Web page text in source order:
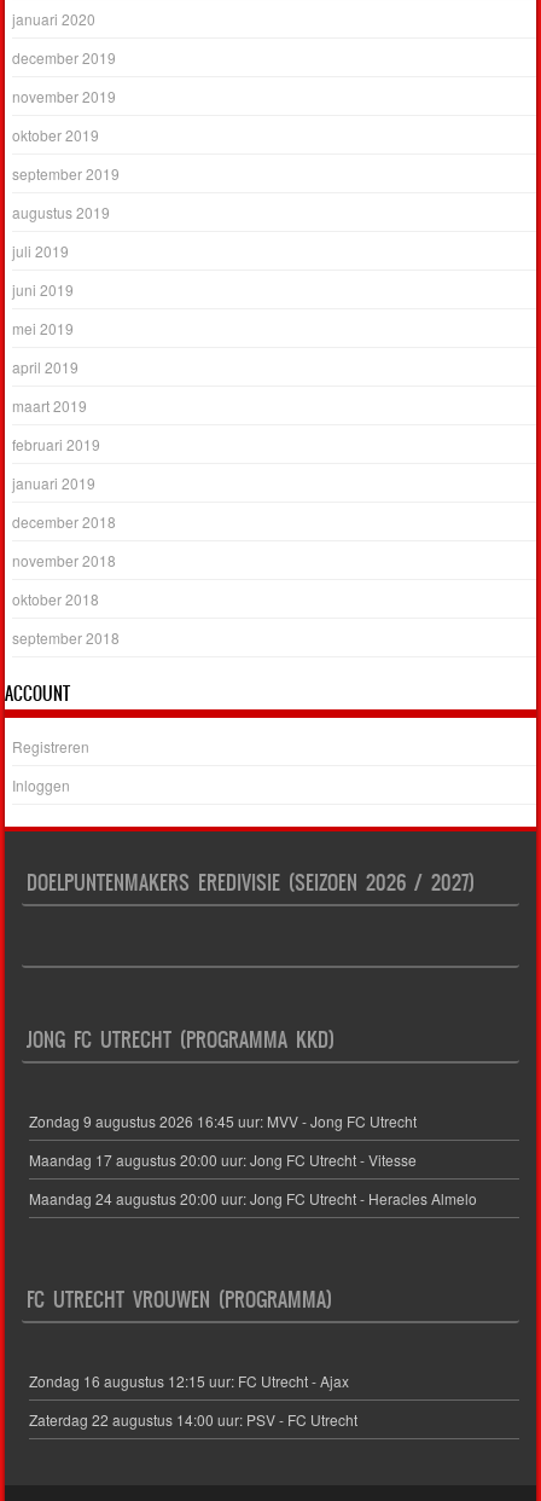
januari 2020
december 2019
november 2019
oktober 2019
september 2019
augustus 2019
juli 2019
juni 2019
mei 2019
april 2019
maart 2019
februari 2019
januari 2019
december 2018
november 2018
oktober 2018
september 2018
ACCOUNT
Registreren
Inloggen
DOELPUNTENMAKERS EREDIVISIE (SEIZOEN 2026 / 2027)
JONG FC UTRECHT (PROGRAMMA KKD)
Zondag 9 augustus 2026 16:45 uur: MVV - Jong FC Utrecht
Maandag 17 augustus 20:00 uur: Jong FC Utrecht - Vitesse
Maandag 24 augustus 20:00 uur: Jong FC Utrecht - Heracles Almelo
FC UTRECHT VROUWEN (PROGRAMMA)
Zondag 16 augustus 12:15 uur: FC Utrecht - Ajax
Zaterdag 22 augustus 14:00 uur: PSV - FC Utrecht